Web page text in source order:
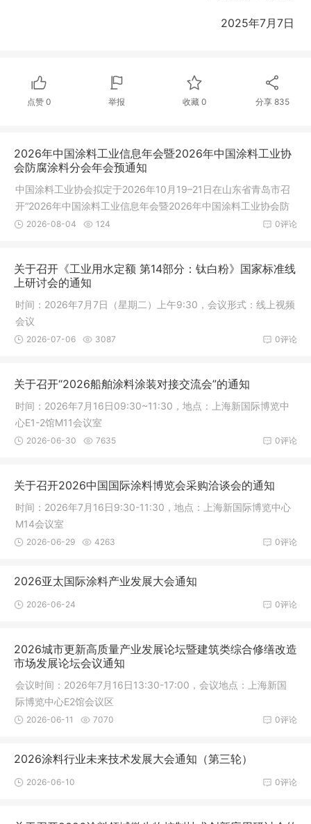
2025年7月7日
点赞 0 举报 收藏 0 分享 835
2026年中国涂料工业信息年会暨2026年中国涂料工业协
会防腐涂料分会年会预通知
中国涂料工业协会拟定于2026年10月19–21日在山东省青岛市召
开“2026年中国涂料工业信息年会暨2026年中国涂料工业协会防
腐涂料分会年会”，同期举办2026中国涂料工业协会技术专家工作
0评论
2026-08-04 124
关于召开《工业用水定额 第14部分：钛白粉》国家标准线
上研讨会的通知
时间：2026年7月7日（星期二）上午9:30，会议形式：线上视频
会议
0评论
2026-07-06 3087
关于召开“2026船舶涂料涂装对接交流会”的通知
时间：2026年7月16日09:30~11:30，地点：上海新国际博览中
心E1-2馆M11会议室
0评论
2026-06-30 7635
关于召开2026中国国际涂料博览会采购洽谈会的通知
时间：2026年7月16日9:30-11:30，地点：上海新国际博览中心
M14会议室
0评论
2026-06-29 4263
2026亚太国际涂料产业发展大会通知
0评论
2026-06-24
2026城市更新高质量产业发展论坛暨建筑类综合修缮改造
市场发展论坛会议通知
会议时间：2026年7月16日13:30-17:00，会议地点：上海新国
际博览中心E2馆会议区
0评论
2026-06-11 7070
2026涂料行业未来技术发展大会通知（第三轮）
0评论
2026-06-10